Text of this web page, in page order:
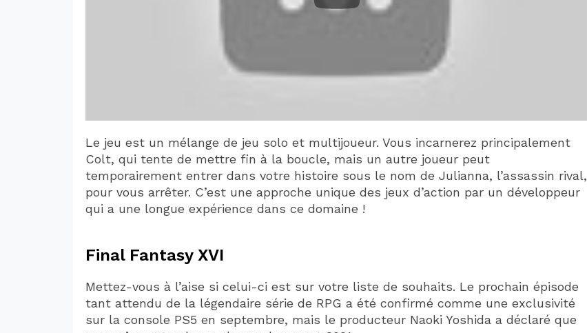
Le jeu est un mélange de jeu solo et multijoueur. Vous incarnerez principalement
Colt, qui tente de mettre fin à la boucle, mais un autre joueur peut
temporairement entrer dans votre histoire sous le nom de Julianna, l’assassin rival,
pour vous arrêter. C’est une approche unique des jeux d’action par un développeur
qui a une longue expérience dans ce domaine !
Final Fantasy XVI
Mettez-vous à l’aise si celui-ci est sur votre liste de souhaits. Le prochain épisode
tant attendu de la légendaire série de RPG a été confirmé comme une exclusivité
sur la console PS5 en septembre, mais le producteur Naoki Yoshida a déclaré que